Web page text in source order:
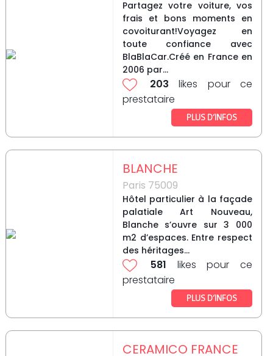
Partagez votre voiture, vos
frais et bons moments en
covoiturant!Voyagez en
toute confiance avec
BlaBlaCar.Créé en France en
2006 par...
203 likes pour ce
prestataire
PLUS D’INFOS
BLANCHE
Paris 75009
Hôtel particulier à la façade
palatiale Art Nouveau,
Blanche s’ouvre sur 3 000
m2 d’espaces. Entre respect
des héritages...
581 likes pour ce
prestataire
PLUS D’INFOS
CERAMICO FRANCE